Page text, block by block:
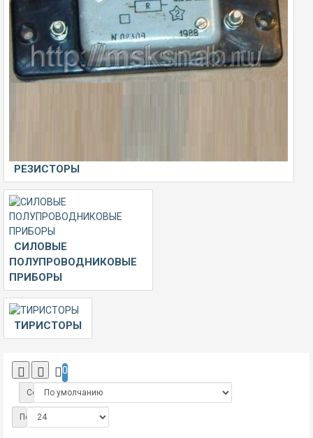
РЕЗИСТОРЫ
СИЛОВЫЕ
ПОЛУПРОВОДНИКОВЫЕ
ПРИБОРЫ
ТИРИСТОРЫ
0
Сортировка:
Показать: